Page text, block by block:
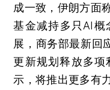
成一致，伊朗方面
基金减持多只AI概
展，商务部最新回
更新规划释放多
示，将推出更多有